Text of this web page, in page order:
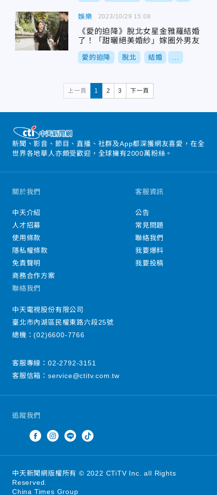
娛樂
《愛的迫降》脫北女星金雅羅結婚
了！「甜曬絕美婚紗」嫁圈外男友
愛的迫降 脫北 結婚
2023/10/29 15:08
上一頁 1 2 3 下一頁
新聞、影音、節目、直播、社群及App都深獲網友喜愛，在全
世界各地華人亦頗受歡迎，全球擁有2000萬粉絲。
追蹤我們
關於我們
中天介紹
人才招募
使用條款
隱私權條款
免責聲明
商務合作方案
客服資訊
公告
常見問題
聯絡我們
我要爆料
我要投稿
聯絡我們
中天電視股份有限公司
臺北市內湖區民權東路六段25號
總機：(02)6600-7766
客服專線： 02-2792-3151
客服信箱： service@ctitv.com.tw
中天新聞網版權所有 © 2022 CTiTV Inc. all Rights
Reserved.
China Times Group